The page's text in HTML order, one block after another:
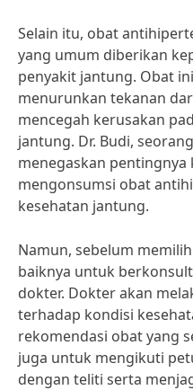
Selain itu, obat
yang umum diberikan
penyakit jantung. Obat
menurunkan tekanan
mencegah kerusakan
jantung. Dr. Budi,
menegaskan pentingnya
mengonsumsi obat
kesehatan jantung.
Namun, sebelum
baiknya untuk
dokter. Dokter akan
terhadap kondisi
rekomendasi obat yang
juga untuk mengikuti
dengan teliti serta